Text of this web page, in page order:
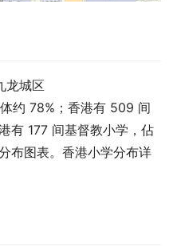
龙城区
体约 78%；香港有 509 间
有 177 间基督教小学，佔
布图表。香港小学分布详